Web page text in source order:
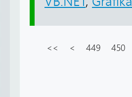
<< < 449 450